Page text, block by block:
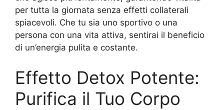
per tutta la giornata senza effetti collaterali
spiacevoli. Che tu sia uno sportivo o una
persona con una vita attiva, sentirai il beneficio
di un’energia pulita e costante.
Effetto Detox Potente:
Purifica il Tuo Corpo